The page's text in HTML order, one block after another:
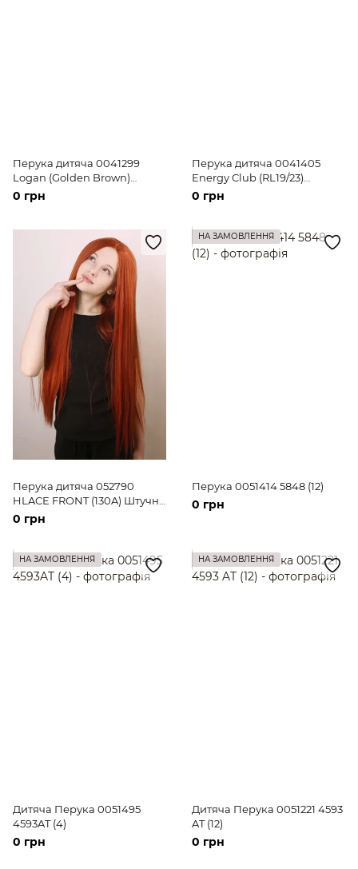
Перука дитяча 0041299
Logan (Golden Brown)
Штучне русяве коротке
волосся
0 грн
Перука дитяча 0041405
Energy Club (RL19/23)
Штучне світле довге
волосся
0 грн
Перука дитяча 052790
HLACE FRONT (130A) Штучне
руде довге волосся
0 грн
НА ЗАМОВЛЕННЯ
Перука 0051414 5848 (12)
0 грн
НА ЗАМОВЛЕННЯ
Дитяча Перука 0051495
4593AT (4)
0 грн
НА ЗАМОВЛЕННЯ
Дитяча Перука 0051221 4593
AT (12)
0 грн